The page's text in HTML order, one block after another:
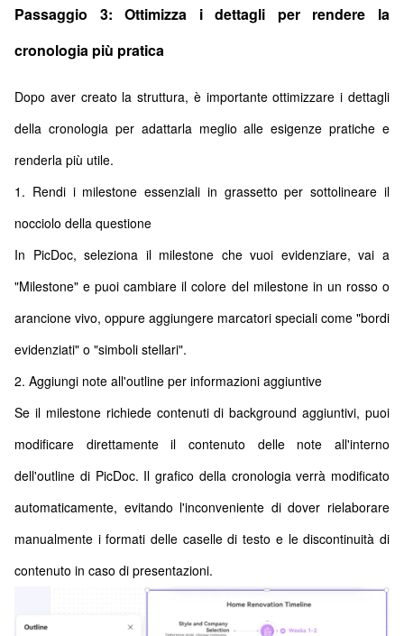
Passaggio 3: Ottimizza i dettagli per rendere la
cronologia più pratica
Dopo aver creato la struttura, è importante ottimizzare i dettagli
della cronologia per adattarla meglio alle esigenze pratiche e
renderla più utile.
1. Rendi i milestone essenziali in grassetto per sottolineare il
nocciolo della questione
In PicDoc, seleziona il milestone che vuoi evidenziare, vai a
"Milestone" e puoi cambiare il colore del milestone in un rosso o
arancione vivo, oppure aggiungere marcatori speciali come "bordi
evidenziati" o "simboli stellari".
2. Aggiungi note all'outline per informazioni aggiuntive
Se il milestone richiede contenuti di background aggiuntivi, puoi
modificare direttamente il contenuto delle note all'interno
dell'outline di PicDoc. Il grafico della cronologia verrà modificato
automaticamente, evitando l'inconveniente di dover rielaborare
manualmente i formati delle caselle di testo e le discontinuità di
contenuto in caso di presentazioni.